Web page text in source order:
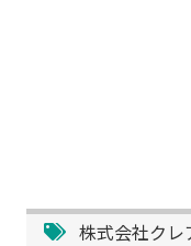
株式会社クレ